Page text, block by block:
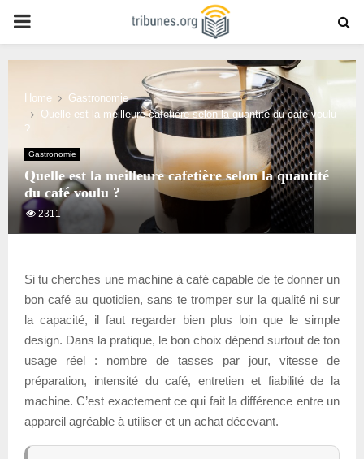
PRIMARY
MENU
Home
Gastronomie
Quelle est la meilleure cafetière selon la quantité du café voulu
?
Gastronomie
Quelle est la meilleure cafetière selon la quantité
du café voulu ?
2311
Si tu cherches une machine à café capable de te donner un
bon café au quotidien, sans te tromper sur la qualité ni sur
la capacité, il faut regarder bien plus loin que le simple
design. Dans la pratique, le bon choix dépend surtout de ton
usage réel : nombre de tasses par jour, vitesse de
préparation, intensité du café, entretien et fiabilité de la
machine. C’est exactement ce qui fait la différence entre un
appareil agréable à utiliser et un achat décevant.